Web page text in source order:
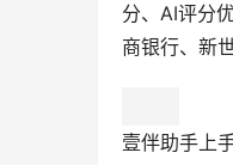
分、AI评分
商银行、新
壹伴助手上